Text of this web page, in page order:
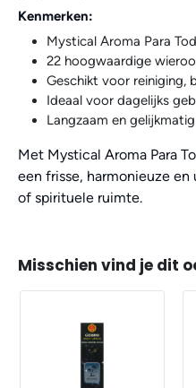
Kenmerken:
Mystical Aroma Para
22 hoogwaardige
Geschikt voor reiniging,
Ideaal voor dagelijks
Langzaam en
Met Mystical Aroma Para
een frisse, harmonieuze
of spirituele ruimte.
Misschien vind je dit